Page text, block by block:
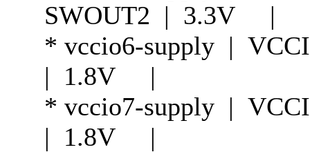
SWOUT2 | 3.3V |
* vccio6-supply |
| 1.8V |
* vccio7-supply |
| 1.8V |